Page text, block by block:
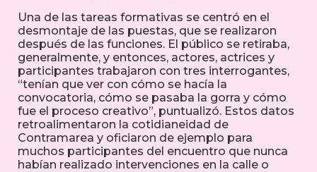
Una de las tareas formativas se centró en el
desmontaje de las puestas, que se realizaron
después de las funciones. El público se retiraba,
generalmente, y entonces, actores, actrices y
participantes trabajaron con tres interrogantes,
“tenían que ver con cómo se hacía la
convocatoria, cómo se pasaba la gorra y cómo
fue el proceso creativo”, puntualizó. Estos datos
retroalimentaron la cotidianeidad de
Contramarea y oficiaron de ejemplo para
muchos participantes del encuentro que nunca
habían realizado intervenciones en la calle o